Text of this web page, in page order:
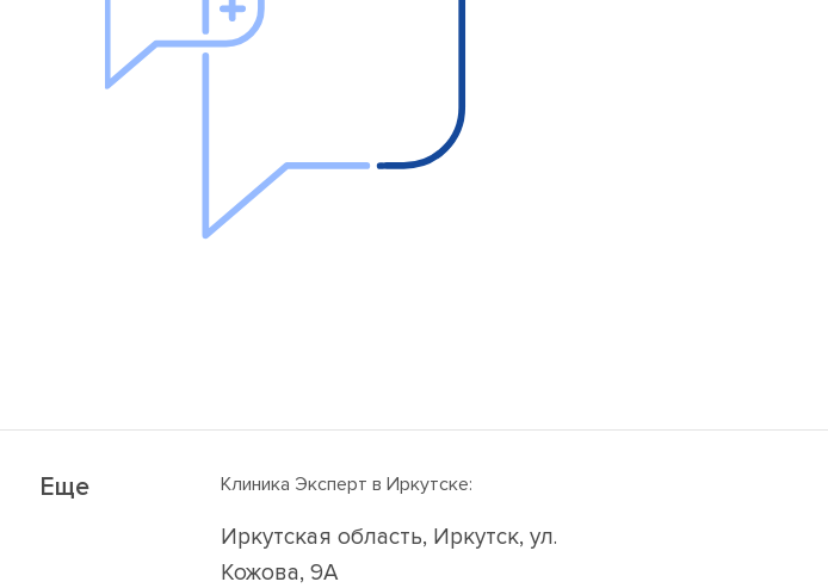
Еще Клиника Эксперт в Иркутске:
Иркутская область, Иркутск, ул.
Кожова, 9А